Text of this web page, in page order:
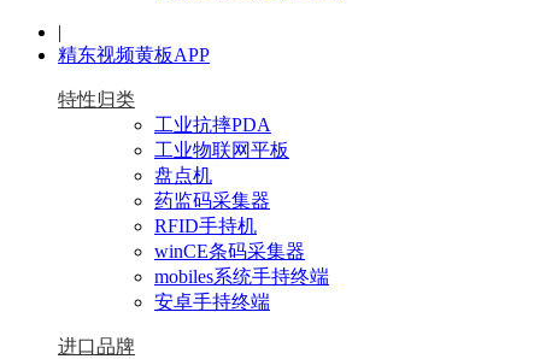
|
精东视频黄板APP
特性归类
工业抗摔PDA
工业物联网平板
盘点机
药监码采集器
RFID手持机
winCE条码采集器
mobiles系统手持终端
安卓手持终端
进口品牌